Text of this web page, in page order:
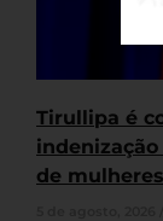
Tirullipa é
de